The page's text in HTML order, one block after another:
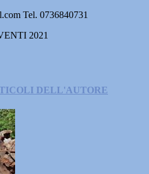
Tel. 0736840731
2021
DELL'AUTORE